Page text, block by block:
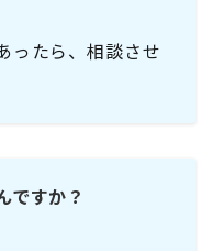
ったら、相談させ
ですか？